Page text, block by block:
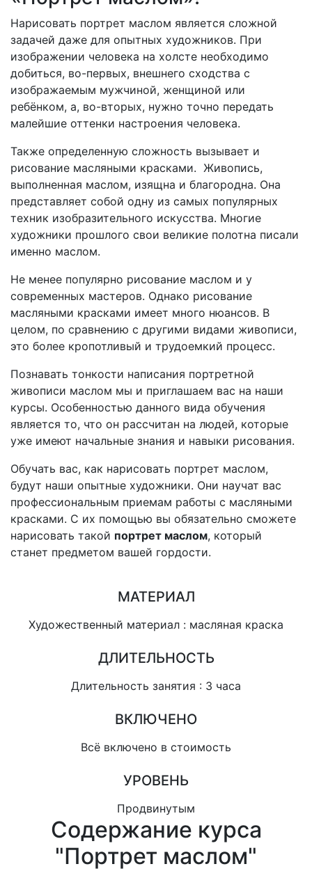
Нарисовать портрет маслом является сложной
задачей даже для опытных художников. При
изображении человека на холсте необходимо
добиться, во-первых, внешнего сходства с
изображаемым мужчиной, женщиной или
ребёнком, а, во-вторых, нужно точно передать
малейшие оттенки настроения человека.
Также определенную сложность вызывает и
рисование масляными красками. Живопись,
выполненная маслом, изящна и благородна. Она
представляет собой одну из самых популярных
техник изобразительного искусства. Многие
художники прошлого свои великие полотна писали
именно маслом.
Не менее популярно рисование маслом и у
современных мастеров. Однако рисование
масляными красками имеет много нюансов. В
целом, по сравнению с другими видами живописи,
это более кропотливый и трудоемкий процесс.
Познавать тонкости написания портретной
живописи маслом мы и приглашаем вас на наши
курсы. Особенностью данного вида обучения
является то, что он рассчитан на людей, которые
уже имеют начальные знания и навыки рисования.
Обучать вас, как нарисовать портрет маслом,
будут наши опытные художники. Они научат вас
профессиональным приемам работы с масляными
красками. С их помощью вы обязательно сможете
нарисовать такой портрет маслом, который
станет предметом вашей гордости.
МАТЕРИАЛ
Художественный материал : масляная краска
ДЛИТЕЛЬНОСТЬ
Длительность занятия : 3 часа
ВКЛЮЧЕНО
Всё включено в стоимость
УРОВЕНЬ
Продвинутым
Содержание курса
"Портрет маслом"